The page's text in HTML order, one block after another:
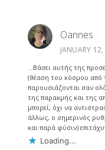
Oannes
JANUARY
…Βάσει αυτής της
(θέαση του κόσμου από
παρουσιάζονται σαν
της παρακμής και της
μπορεί, όχι να
άλλως, ο σημερινός
και παρά φύσιν)
Loading...